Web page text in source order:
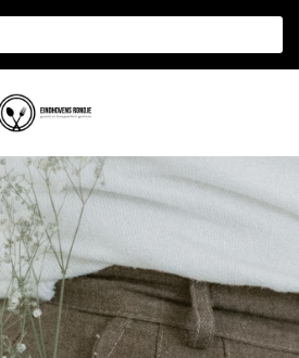
Eindhoven
tips
City